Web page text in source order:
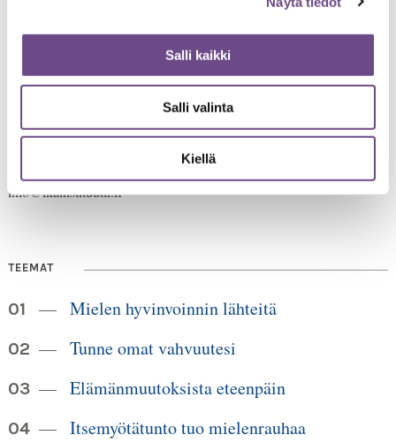
Salli kaikki
Salli valinta
Kiellä
00520 Helsinki
30.6.2026, sen jälkeen numero on 040 350 3104
info@ikainstituutti.fi
TEEMAT
Mielen hyvinvoinnin lähteitä
Tunne omat vahvuutesi
Elämänmuutoksista eteenpäin
Itsemyötätunto tuo mielenrauhaa